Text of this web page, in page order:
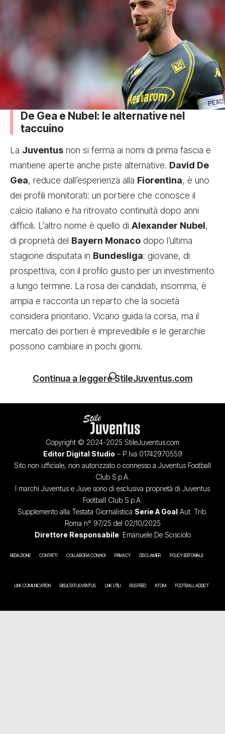
De Gea e Nubel: le alternative nel
taccuino
La Juventus non si ferma ai nomi di prima fascia e
mantiene aperte anche piste alternative. David De
Gea, reduce dall’esperienza alla Fiorentina, è uno
dei profili monitorati: un portiere che conosce il
calcio italiano e ha ritrovato continuità dopo anni
difficili. L’altro nome è quello di Alexander Nubel,
di proprietà del Bayern Monaco dopo l’ultima
stagione disputata in Bundesliga: giovane, di
prospettiva, con il profilo giusto per un investimento
a lungo termine. La rosa dei candidati, insomma, è
ampia e racconta un reparto che la società
considera prioritario. Vicario guida la corsa, ma il
mercato dei portieri è imprevedibile e le gerarchie
possono cambiare in pochi giorni.
Continua a leggere StileJuventus.com
Copyright © 2024-2025 StileJuventus.com
Editor Digital Studio – P.Iva 01742970559
Sito non ufficiale, non autorizzato o connesso a Juventus Football
Club S.p.A.
I marchi Juventus e Juve sono di esclusiva proprietà di Juventus
Football Club S.p.A.
Supplemento alla Testata Giornalistica Serie A Goal Aut. Trib.
Roma n° 97/25 del 02/10/2025
Direttore Responsabile: Emanuele De Scisciolo
REDAZIONE CONTATTI COLLABORA CON NOI PRIVACY DISCLAIMER POLICY EDITORIALE
LINK COMUNICATION RISULTATI JUVENTUS LINK UTILI RSS FEED ATOM FOOTBALL ADDICT